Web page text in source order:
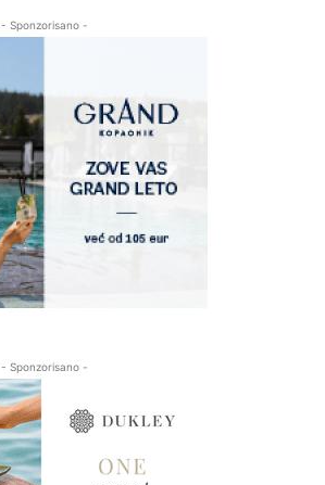
- Sponzorisano -
- Sponzorisano -